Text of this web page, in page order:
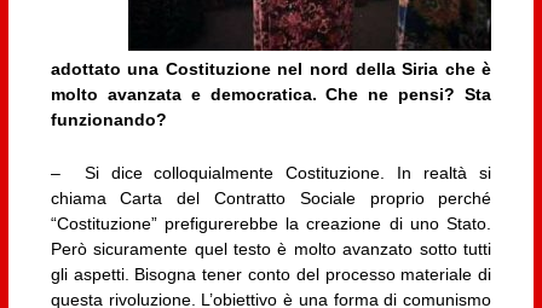
adottato una Costituzione nel nord della Siria che è
molto avanzata e democratica. Che ne pensi? Sta
funzionando?
– Si dice colloquialmente Costituzione. In realtà si
chiama Carta del Contratto Sociale proprio perché
“Costituzione” prefigurerebbe la creazione di uno Stato.
Però sicuramente quel testo è molto avanzato sotto tutti
gli aspetti. Bisogna tener conto del processo materiale di
questa rivoluzione. L’obiettivo è una forma di comunismo